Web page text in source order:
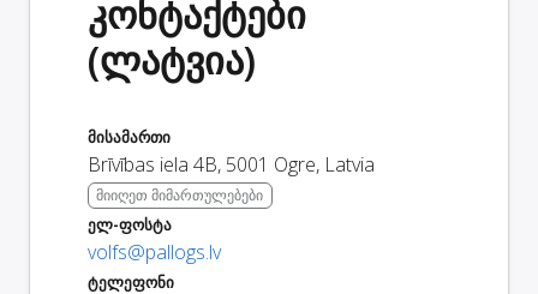
კონტაქტები
(ლატვია)
მისამართი
Brīvības iela 4B, 5001 Ogre, Latvia
მიიღეთ მიმართულებები
ელ-ფოსტა
volfs@pallogs.lv
ტელეფონი